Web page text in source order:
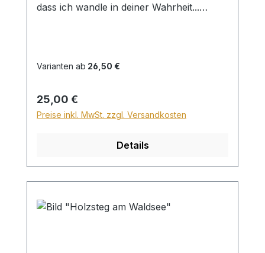
dass ich wandle in deiner Wahrheit...
Deutschlands ein Zuschlag für Sperrgut in
Versand ins Ausland beträgt der
Sperrgutzuschlag 30€.
Varianten ab 26,50 €
Regulärer Preis:
25,00 €
Preise inkl. MwSt. zzgl. Versandkosten
Details